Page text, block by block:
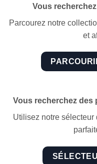
Vous
Parcourez notre
et
Vous recherchez des
Utilisez notre